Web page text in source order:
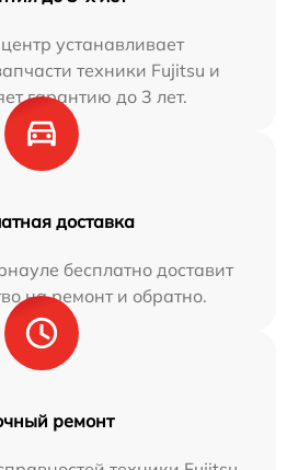
устанавливает
техники Fujitsu и
гарантию до 3 лет.
доставка
бесплатно доставит
на ремонт и обратно.
ремонт